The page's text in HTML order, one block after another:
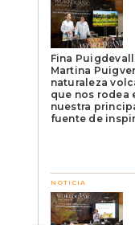
Fina
Martina
naturaleza
que nos rodea
nuestra
fuente de
NOTICIA